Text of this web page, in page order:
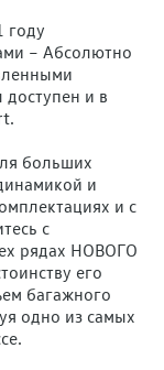
году
– Абсолютно
и в
больших
и
и с
с
рядах НОВОГО
его
багажного
одно из самых